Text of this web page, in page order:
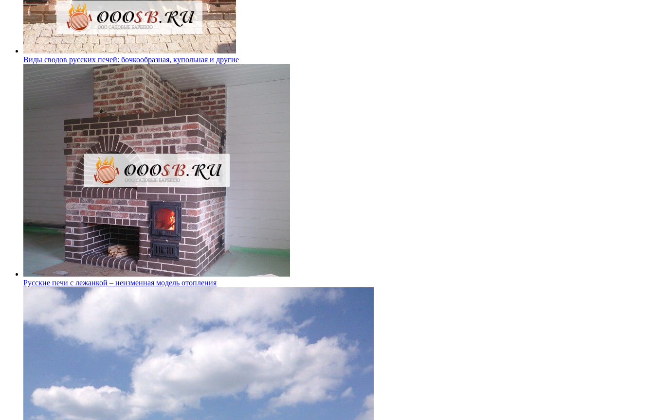
Виды сводов русских печей: бочкообразная, купольная и другие
Русские печи с лежанкой – неизменная модель отопления